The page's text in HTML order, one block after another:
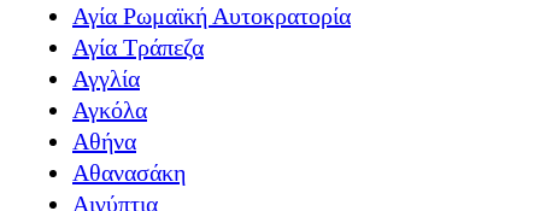
Αγία Ρωμαϊκή Αυτοκρατορία
Αγία Τράπεζα
Αγγλία
Αγκόλα
Αθήνα
Αθανασάκη
Αιγύπτια